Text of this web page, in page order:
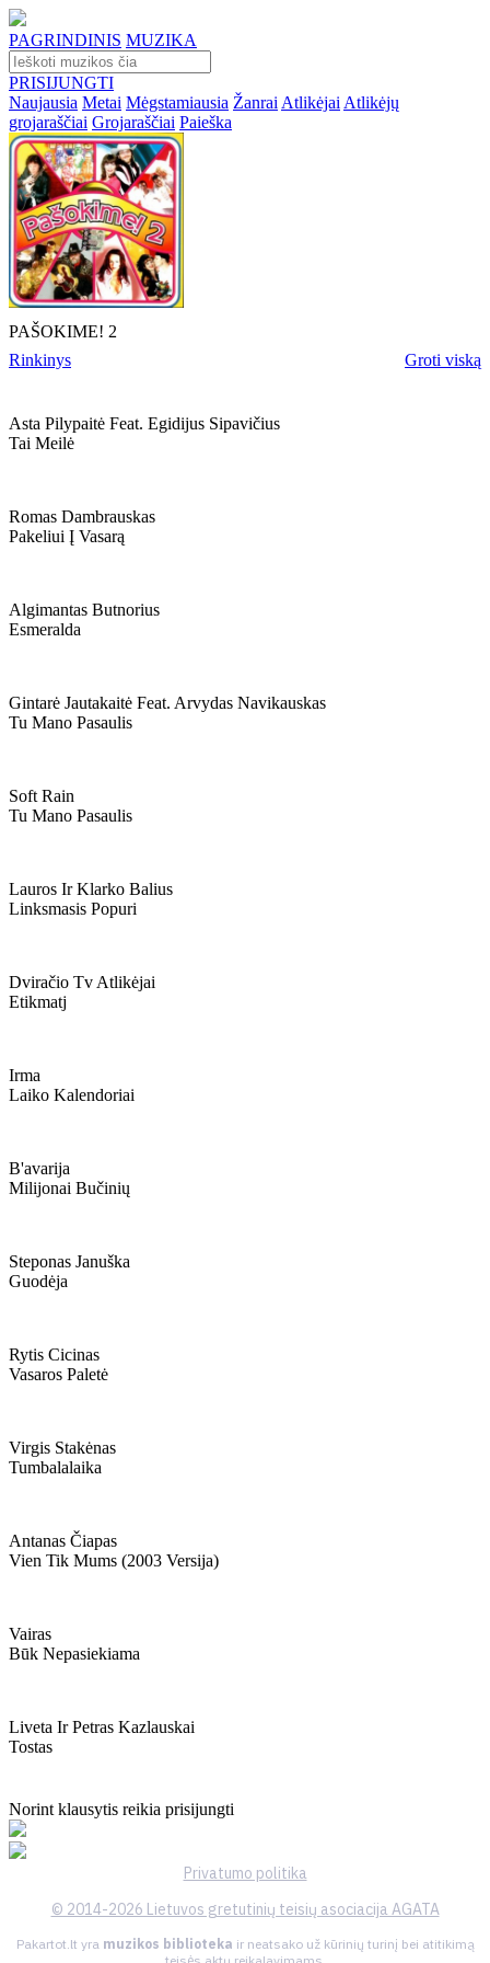
PAGRINDINIS MUZIKA
PRISIJUNGTI
Naujausia Metai Mėgstamiausia Žanrai Atlikėjai Atlikėjų
grojaraščiai Grojaraščiai Paieška
PAŠOKIME! 2
Rinkinys
Groti viską
Asta Pilypaitė Feat. Egidijus Sipavičius
Tai Meilė
Romas Dambrauskas
Pakeliui Į Vasarą
Algimantas Butnorius
Esmeralda
Gintarė Jautakaitė Feat. Arvydas Navikauskas
Tu Mano Pasaulis
Soft Rain
Tu Mano Pasaulis
Lauros Ir Klarko Balius
Linksmasis Popuri
Dviračio Tv Atlikėjai
Etikmatj
Irma
Laiko Kalendoriai
B'avarija
Milijonai Bučinių
Steponas Januška
Guodėja
Rytis Cicinas
Vasaros Paletė
Virgis Stakėnas
Tumbalalaika
Antanas Čiapas
Vien Tik Mums (2003 Versija)
Vairas
Būk Nepasiekiama
Liveta Ir Petras Kazlauskai
Tostas
Norint klausytis reikia prisijungti
Privatumo politika
© 2014-2026 Lietuvos gretutinių teisių asociacija AGATA
Pakartot.lt yra muzikos biblioteka ir neatsako už kūrinių turinį bei atitikimą